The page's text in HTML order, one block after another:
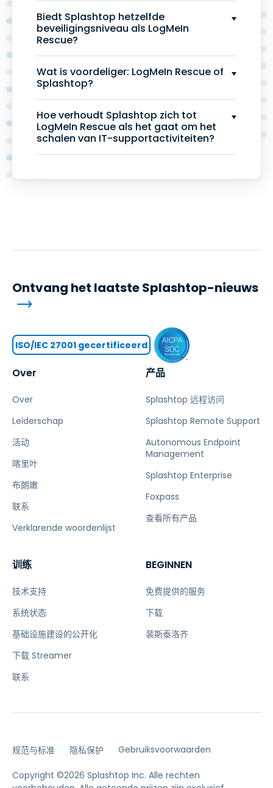
Biedt Splashtop hetzelfde
beveiligingsniveau als LogMeIn
Rescue?
Wat is voordeliger: LogMeIn Rescue of
Splashtop?
Hoe verhoudt Splashtop zich tot
LogMeIn Rescue als het gaat om het
schalen van IT-supportactiviteiten?
Over
Over
Leiderschap
活动
喀里叶
布朗嫩
联系
Verklarende woordenlijst
产品
Splashtop 远程访问
Splashtop Remote Support
Autonomous Endpoint
Management
Splashtop Enterprise
Foxpass
查看所有产品
训练
技术支持
系统状态
基础设施建设的公开化
下载 Streamer
联系
BEGINNEN
免费提供的服务
下载
裴斯泰洛齐
Ontvang het laatste Splashtop-nieuws
ISO/IEC 27001 gecertificeerd
规范与标准 隐私保护 Gebruiksvoorwaarden
Copyright ©2026 Splashtop Inc. Alle rechten